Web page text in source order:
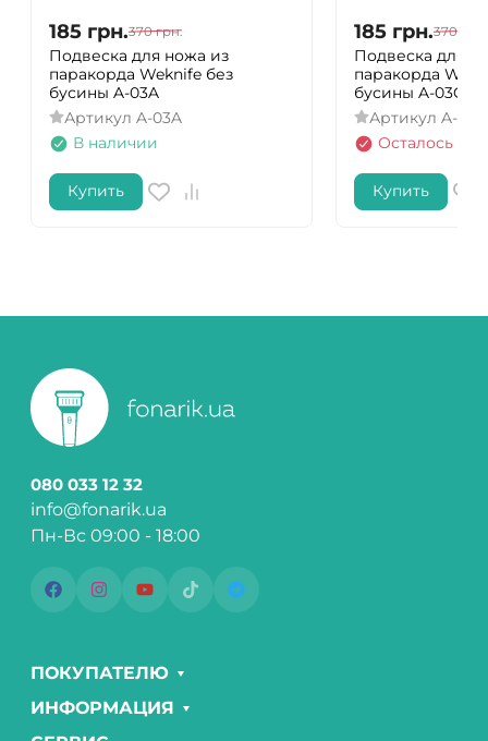
185 грн.370 грн.
Подвеска для ножа из
паракорда Weknife без
бусины A-03A
Артикул A-03A
В наличии
Купить
185 грн.370
Подвеска для
паракорда
бусины A-03C
Артикул A-03C
Осталось
Купить
080 033 12 32
info@fonarik.ua
Пн-Вс 09:00 - 18:00
ПОКУПАТЕЛЮ
ИНФОРМАЦИЯ